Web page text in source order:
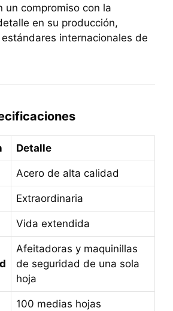
un compromiso con la
en su producción,
internacionales de
Detalle
Acero de alta calidad
Extraordinaria
Vida extendida
Afeitadoras y maquinillas
de seguridad de una sola
hoja
100 medias hojas